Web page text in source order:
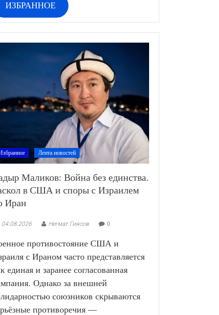
ИЗБРАННОЕ
Лента новостей
Маликов: Война без единства.
в США и споры с Израилем
Иран
04.08.2026 Негмат Гиясов 0
противостояние США и
с Ираном часто представляется
единая и заранее согласованная
Однако за внешней
союзников скрываются
противоречия —